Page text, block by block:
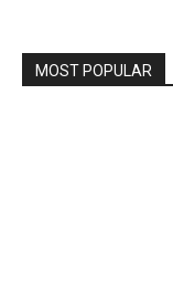
MOST POPULAR